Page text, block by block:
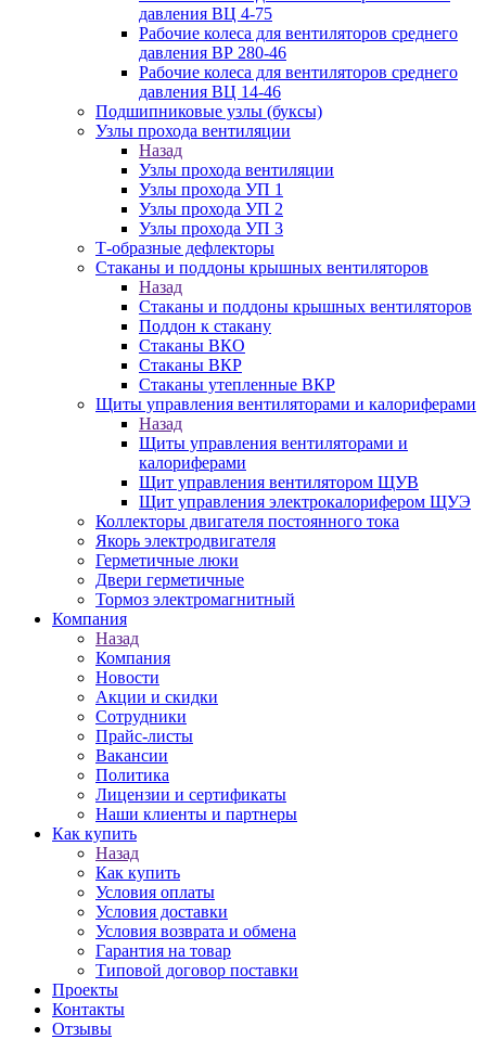
давления ВЦ 4-75
Рабочие колеса для вентиляторов среднего
давления ВР 280-46
Рабочие колеса для вентиляторов среднего
давления ВЦ 14-46
Подшипниковые узлы (буксы)
Узлы прохода вентиляции
Назад
Узлы прохода вентиляции
Узлы прохода УП 1
Узлы прохода УП 2
Узлы прохода УП 3
Т-образные дефлекторы
Стаканы и поддоны крышных вентиляторов
Назад
Стаканы и поддоны крышных вентиляторов
Поддон к стакану
Стаканы ВКО
Стаканы ВКР
Стаканы утепленные ВКР
Щиты управления вентиляторами и калориферами
Назад
Щиты управления вентиляторами и
калориферами
Щит управления вентилятором ЩУВ
Щит управления электрокалорифером ЩУЭ
Коллекторы двигателя постоянного тока
Якорь электродвигателя
Герметичные люки
Двери герметичные
Тормоз электромагнитный
Компания
Назад
Компания
Новости
Акции и скидки
Сотрудники
Прайс-листы
Вакансии
Политика
Лицензии и сертификаты
Наши клиенты и партнеры
Как купить
Назад
Как купить
Условия оплаты
Условия доставки
Условия возврата и обмена
Гарантия на товар
Типовой договор поставки
Проекты
Контакты
Отзывы